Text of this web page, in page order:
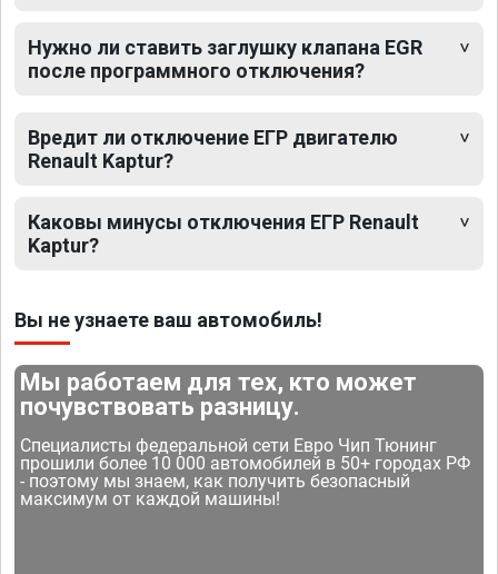
Нужно ли ставить заглушку клапана EGR
после программного отключения?
Вредит ли отключение ЕГР двигателю
Renault Kaptur?
Каковы минусы отключения ЕГР Renault
Kaptur?
Вы не узнаете ваш автомобиль!
Мы работаем для тех, кто может
почувствовать разницу.
Специалисты федеральной сети Евро Чип Тюнинг
прошили более 10 000 автомобилей в 50+ городах РФ
- поэтому мы знаем, как получить безопасный
максимум от каждой машины!